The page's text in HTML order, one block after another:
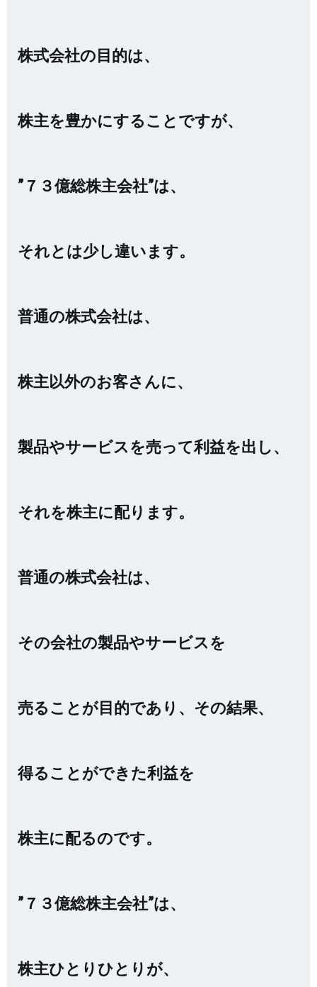
株式会社の目的は、
株主を豊かにすることですが、
”７３億総株主会社”は、
それとは少し違います。
普通の株式会社は、
株主以外のお客さんに、
製品やサービスを売って利益を出し、
それを株主に配ります。
普通の株式会社は、
その会社の製品やサービスを
売ることが目的であり、その結果、
得ることができた利益を
株主に配るのです。
”７３億総株主会社”は、
株主ひとりひとりが、